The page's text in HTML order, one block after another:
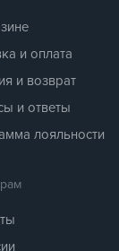
и оплата
и возврат
и ответы
лояльности